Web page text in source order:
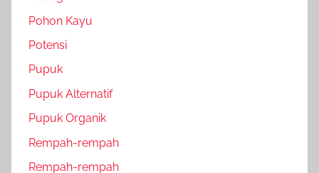
Pohon Kayu
Potensi
Pupuk
Pupuk Alternatif
Pupuk Organik
Rempah-rempah
Rempah-rempah